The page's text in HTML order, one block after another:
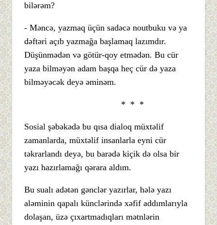
bilərəm?
- Məncə, yazmaq üçün sadəcə noutbuku və ya
dəftəri açıb yazmağa başlamaq lazımdır.
Düşünmədən və götür-qoy etmədən. Bu cür
yaza bilməyən adam başqa heç cür də yaza
bilməyəcək deyə əminəm.
* * *
Sosial şəbəkədə bu qısa dialoq müxtəlif
zamanlarda, müxtəlif insanlarla eyni cür
təkrarlandı deyə, bu barədə kiçik də olsa bir
yazı hazırlamağı qərara aldım.
Bu sualı adətən gənclər yazırlar, hələ yazı
aləminin qapalı künclərində xəfif addımlarıyla
dolaşan, üzə çıxartmadıqları mətnlərin